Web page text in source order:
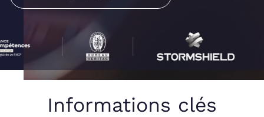
Informations clés